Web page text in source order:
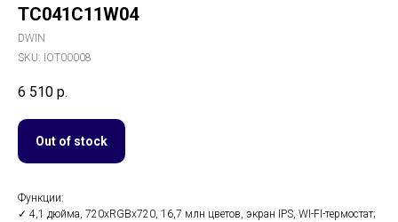
TC041C11W04
DWIN
SKU: IOT00008
6 510 р.
Out of stock
Функции:
✓ 4,1 дюйма, 720xRGBx720, 16,7 млн ​​цветов, экран IPS, WI-FI-термостат;